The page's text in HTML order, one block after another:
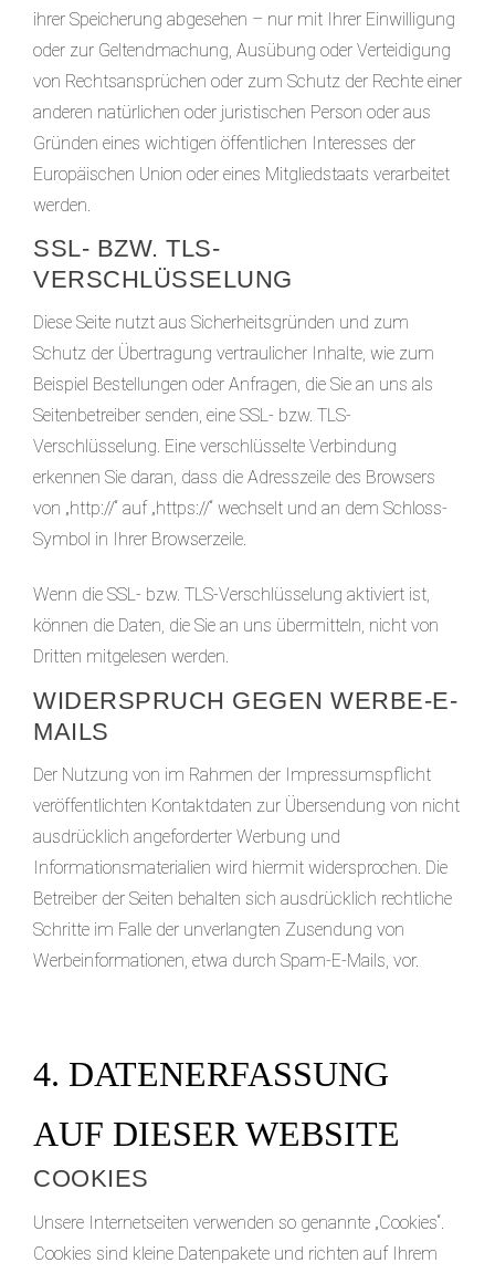
ihrer Speicherung abgesehen – nur mit Ihrer Einwilligung
oder zur Geltendmachung, Ausübung oder Verteidigung
von Rechtsansprüchen oder zum Schutz der Rechte einer
anderen natürlichen oder juristischen Person oder aus
Gründen eines wichtigen öffentlichen Interesses der
Europäischen Union oder eines Mitgliedstaats verarbeitet
werden.
SSL- BZW. TLS-
VERSCHLÜSSELUNG
Diese Seite nutzt aus Sicherheitsgründen und zum
Schutz der Übertragung vertraulicher Inhalte, wie zum
Beispiel Bestellungen oder Anfragen, die Sie an uns als
Seitenbetreiber senden, eine SSL- bzw. TLS-
Verschlüsselung. Eine verschlüsselte Verbindung
erkennen Sie daran, dass die Adresszeile des Browsers
von „http://“ auf „https://“ wechselt und an dem Schloss-
Symbol in Ihrer Browserzeile.
Wenn die SSL- bzw. TLS-Verschlüsselung aktiviert ist,
können die Daten, die Sie an uns übermitteln, nicht von
Dritten mitgelesen werden.
WIDERSPRUCH GEGEN WERBE-E-
MAILS
Der Nutzung von im Rahmen der Impressumspflicht
veröffentlichten Kontaktdaten zur Übersendung von nicht
ausdrücklich angeforderter Werbung und
Informationsmaterialien wird hiermit widersprochen. Die
Betreiber der Seiten behalten sich ausdrücklich rechtliche
Schritte im Falle der unverlangten Zusendung von
Werbeinformationen, etwa durch Spam-E-Mails, vor.
4. DATENERFASSUNG
AUF DIESER WEBSITE
COOKIES
Unsere Internetseiten verwenden so genannte „Cookies“.
Cookies sind kleine Datenpakete und richten auf Ihrem